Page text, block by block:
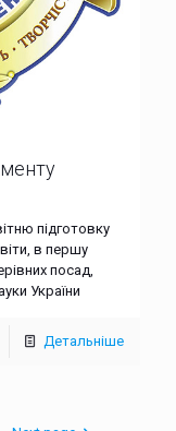
підготовку
в першу
посад,
України
Детальніше